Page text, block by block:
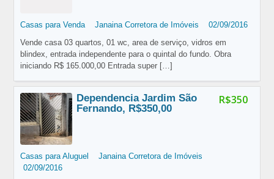
Casas para Venda Janaina Corretora de Imóveis
02/09/2016
Vende casa 03 quartos, 01 wc, area de serviço, vidros em
blindex, entrada independente para o quintal do fundo. Obra
iniciando R$ 165.000,00 Entrada super […]
R$350
Dependencia Jardim São
Fernando, R$350,00
Casas para Aluguel
Janaina Corretora de Imóveis
02/09/2016